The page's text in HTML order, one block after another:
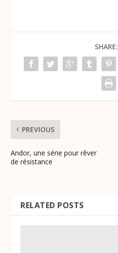
SHARE:
PREVIOUS
Andor, une série pour rêver
de résistance
RELATED POSTS